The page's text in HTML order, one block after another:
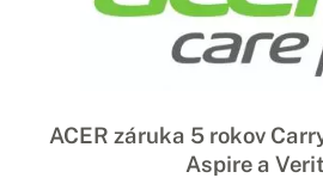
ACER záruka 5 rokov
Aspire a